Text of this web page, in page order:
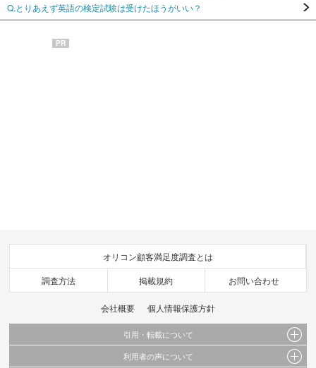
Q.とりあえず英語の検定試験は受けたほうがいい？
PR
オリコン顧客満足度調査とは
調査方法 掲載規約 お問い合わせ
会社概要 個人情報保護方針
引用・転載について
当サイトで公開されている情報（文字、写真、イラスト、画像データ等）及びこれらの配
利用者の声について